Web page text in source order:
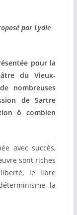
par Lydie
pour la
du Vieux-
nombreuses
de Sartre
ô combien
avec succès,
sont riches
le libre
la